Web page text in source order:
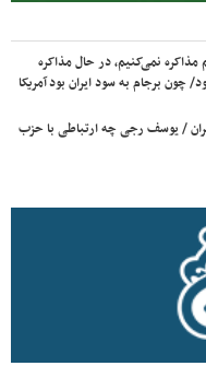
نمی‌کنیم، در حال مذاکره
چون برجام به سود ایران بود آمریکا
/ یوسف رجی چه ارتباطی با حزب